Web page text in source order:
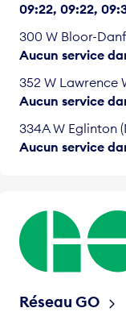
09:22 09:22
300 W Bloor-
Aucun service
352 W Lawrence
Aucun service
334A W Eglinton
Aucun service
Réseau GO